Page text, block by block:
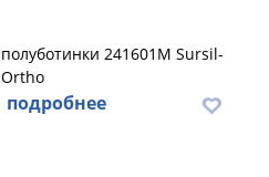
полуботинки 241601M Sursil-
Ortho
подробнее